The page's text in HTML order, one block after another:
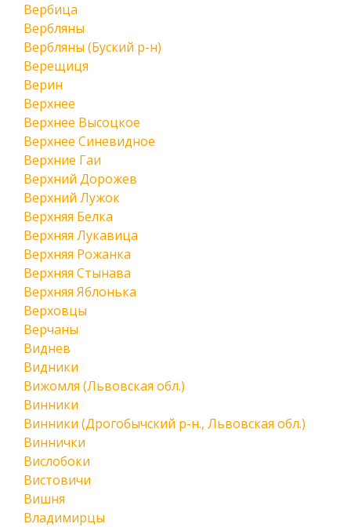
Вербица
Вербляны
Вербляны (Буский р-н)
Верещиця
Верин
Верхнее
Верхнее Высоцкое
Верхнее Синевидное
Верхние Гаи
Верхний Дорожев
Верхний Лужок
Верхняя Белка
Верхняя Лукавица
Верхняя Рожанка
Верхняя Стынава
Верхняя Яблонька
Верховцы
Верчаны
Виднев
Видники
Вижомля (Львовская обл.)
Винники
Винники (Дрогобычский р-н., Львовская обл.)
Виннички
Вислобоки
Вистовичи
Вишня
Владимирцы